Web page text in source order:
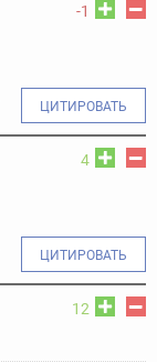
-1
ЦИТИРОВАТЬ
4
ЦИТИРОВАТЬ
12